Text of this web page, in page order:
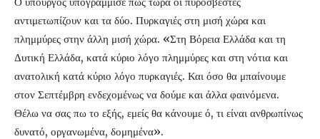
αντιμετωπίζουν και τα δύο. Πυρκαγιές στη μισή χώρα και
πλημμύρες στην άλλη μισή χώρα. «Στη Βόρεια Ελλάδα και τη
Δυτική Ελλάδα, κατά κύριο λόγο πλημμύρες και στη νότια και
ανατολική κατά κύριο λόγο πυρκαγιές. Και όσο θα μπαίνουμε
στον Σεπτέμβρη ενδεχομένως να δούμε και άλλα φαινόμενα.
Θέλω να σας πω το εξής, εμείς θα κάνουμε ό, τι είναι ανθρωπίνως
δυνατό, οργανωμένα, δομημένα».